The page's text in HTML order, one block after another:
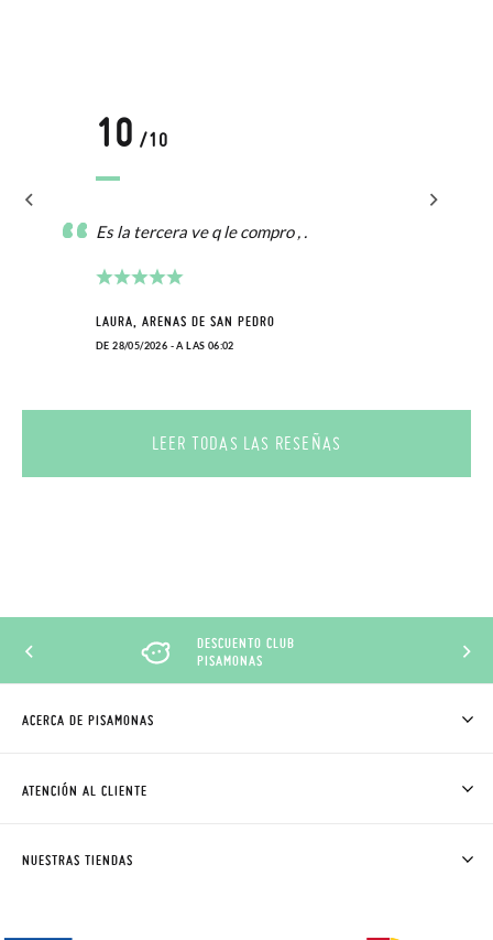
10 /10
Es la tercera ve q le compro , .
LAURA, ARENAS DE SAN PEDRO
DE 28/05/2026 - A LAS 06:02
LEER TODAS LAS RESEÑAS
DESCUENTO CLUB
PISAMONAS
ACERCA DE PISAMONAS
CÓMO COMPRAR
ATENCIÓN AL CLIENTE
NUESTRAS TIENDAS